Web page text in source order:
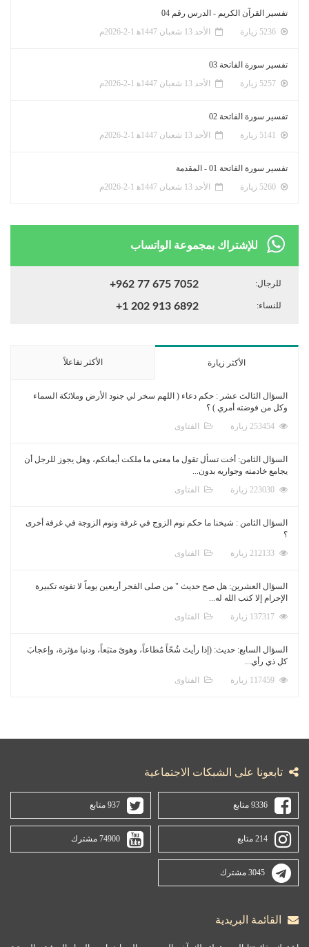
تفسير القرآن الكريم - الدرس رقم 04
الأحد 13 شعبان 1447ﻫ 1-2-2026م
تفسير سورة الفاتحة 03
الأحد 13 شعبان 1447ﻫ 1-2-2026م
تفسير سورة الفاتحة 02
الأحد 13 شعبان 1447ﻫ 1-2-2026م
تفسير سورة الفاتحة 01 - المقدمة
الأحد 13 شعبان 1447ﻫ 1-2-2026م
للإشتراك بمجموعة الواتساب
للرجال: +962 77 675 7052
للنساء: +1 202 913 6892
الأكثر زيارة الأكثر تفاعلاً
السؤال الثالث عشر : حكم دعاء ( اللهم سخر لي جنود الأرض وملائكة السماء
وكل من فوضته أمري ) ؟
الفتاوى
السؤال الثامن: أخت تسأل تقول ما معنى ما ملكت أيمانكم، وهل يجوز للرجل أن
يجامع خادمته وجواريه بدون...
الفتاوى
السؤال الثامن : شيخنا ما حكم نوم الزوج في غرفة ونوم الزوجة في غرفة أخرى
؟
الفتاوى
السؤال العشرين: هل صح حديث " من صلى الفجر أربعين يوماً لا تفوته تكبيرة
الإحرام إلا كتب الله له...
الفتاوى
السؤال السابع: حديث: (إذا رأيتَ شُحّاً مُطاعاً، وهوىً متبَعاً، ودنيا مؤثرة، وإعجابَ
كل ذي رأي...
الفتاوى
تابعونا على الشبكات الاجتماعية
9336 متابع 937 متابع
214 متابع 74900 مشترك
3045 مشترك
القائمة البريدية